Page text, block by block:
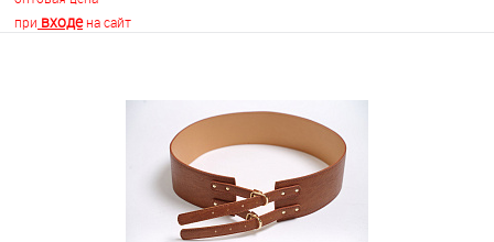
при входена сайт
В наличии